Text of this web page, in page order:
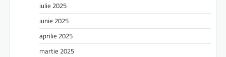
iulie 2025
iunie 2025
aprilie 2025
martie 2025